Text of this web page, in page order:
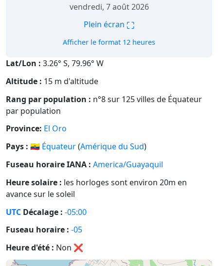
vendredi, 7 août 2026
Plein écran ⛶
Afficher le format 12 heures
Lat/Lon : 3.26° S, 79.96° W
Altitude : 15 m d'altitude
Rang par population : n°8 sur 125 villes de Équateur
par population
Province: El Oro
Pays : 🇪🇨 Équateur(Amérique du Sud)
Fuseau horaire IANA : America/Guayaquil
Heure solaire : les horloges sont environ 20m en
avance sur le soleil
UTC Décalage : -05:00
Fuseau horaire : -05
Heure d'été : Non ❌